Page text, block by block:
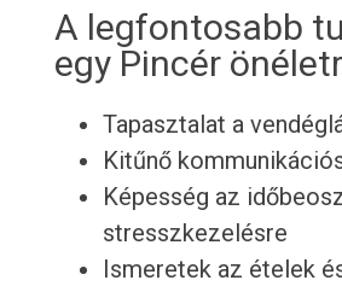
A legfontosabb
egy Pincér
Tapasztalat a
Kitűnő
Képesség az
stresszkezelésre
Ismeretek az ételek